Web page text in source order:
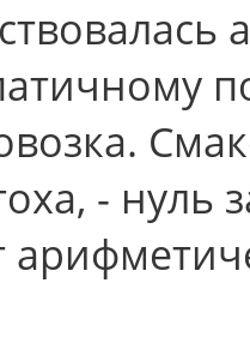
- нуль